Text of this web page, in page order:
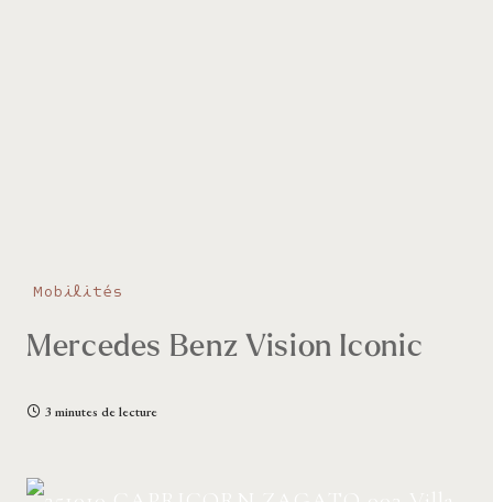
Mobilités
Mercedes Benz Vision Iconic
3 minutes de lecture